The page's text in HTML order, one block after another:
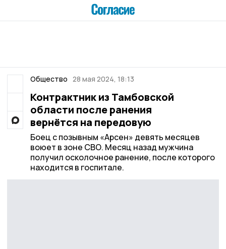
Общество 28 мая 2024, 18:13
Контрактник из Тамбовской
области после ранения
вернётся на передовую
Боец с позывным «Арсен» девять месяцев
воюет в зоне СВО. Месяц назад мужчина
получил осколочное ранение, после которого
находится в госпитале.